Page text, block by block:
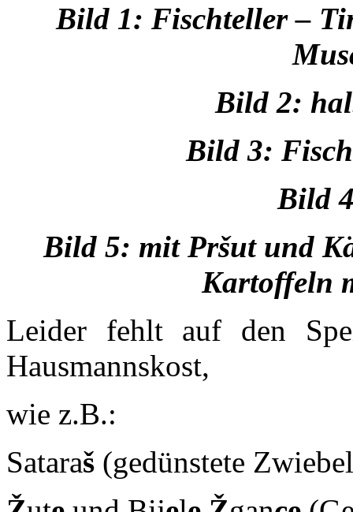
Bild 1: Fischteller –
Bild 2:
Bild 3:
Bild
Bild 5: mit Pršut und
Kartoffeln
Leider fehlt auf den
Hausmannskost,
wie z.B.:
Sataraš (gedünstete